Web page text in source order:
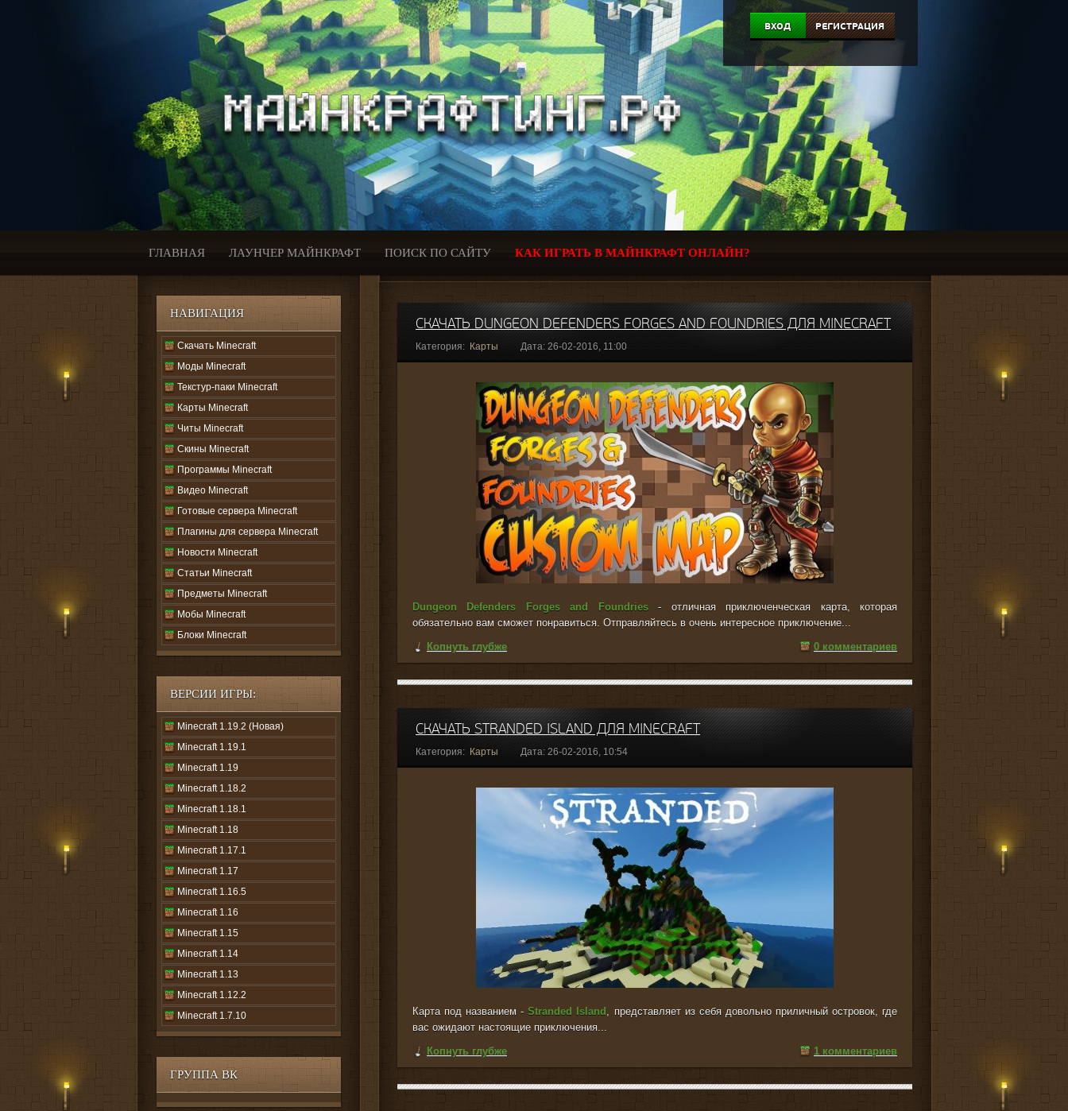
ВХОД РЕГИСТРАЦИЯ
ГЛАВНАЯ ЛАУНЧЕР МАЙНКРАФТ ПОИСК ПО САЙТУ КАК ИГРАТЬ В МАЙНКРАФТ ОНЛАЙН?
НАВИГАЦИЯ
Скачать Minecraft
Моды Minecraft
Текстур-паки Minecraft
Карты Minecraft
Читы Minecraft
Скины Minecraft
Программы Minecraft
Видео Minecraft
Готовые сервера Minecraft
Плагины для сервера Minecraft
Новости Minecraft
Статьи Minecraft
Предметы Minecraft
Мобы Minecraft
Блоки Minecraft
ВЕРСИИ ИГРЫ:
Minecraft 1.19.2 (Новая)
Minecraft 1.19.1
Minecraft 1.19
Minecraft 1.18.2
Minecraft 1.18.1
Minecraft 1.18
Minecraft 1.17.1
Minecraft 1.17
Minecraft 1.16.5
Minecraft 1.16
Minecraft 1.15
Minecraft 1.14
Minecraft 1.13
Minecraft 1.12.2
Minecraft 1.7.10
ГРУППА ВК
СКАЧАТЬ DUNGEON DEFENDERS FORGES AND FOUNDRIES ДЛЯ MINECRAFT
Категория: Карты Дата: 26-02-2016, 11:00
Dungeon Defenders Forges and Foundries- отличная приключенческая карта, которая
обязательно вам сможет понравиться. Отправляйтесь в очень интересное приключение...
Копнуть глубже
0 комментариев
СКАЧАТЬ STRANDED ISLAND ДЛЯ MINECRAFT
Категория: Карты Дата: 26-02-2016, 10:54
Карта под названием -Stranded Island , представляет из себя довольно приличный островок, где
вас ожидают настоящие приключения...
Копнуть глубже
1 комментариев